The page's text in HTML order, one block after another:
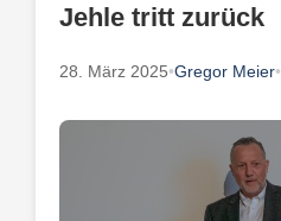
Jehle tritt zurück
28. März 2025•Gregor Meier•